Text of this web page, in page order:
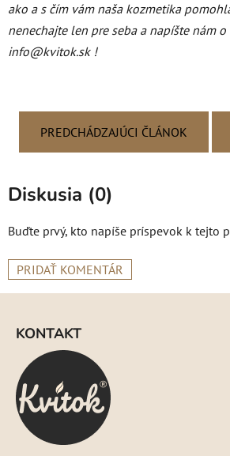
ako a s čím vám naša kozmetika
nenechajte len pre seba a napíšte nám
info@kvitok.sk !
PREDCHÁDZAJÚCI ČLÁNOK
Diskusia (0)
Buďte prvý, kto napíše príspevok k tejto
PRIDAŤ KOMENTÁR
KONTAKT